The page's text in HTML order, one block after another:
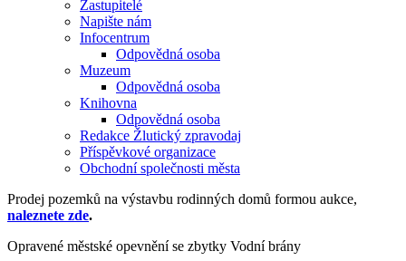
Zastupitelé
Napište nám
Infocentrum
Odpovědná osoba
Muzeum
Odpovědná osoba
Knihovna
Odpovědná osoba
Redakce Žlutický zpravodaj
Příspěvkové organizace
Obchodní společnosti města
Prodej pozemků na výstavbu rodinných domů formou aukce,
naleznete zde.
Opravené městské opevnění se zbytky Vodní brány